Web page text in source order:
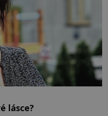
lásce?